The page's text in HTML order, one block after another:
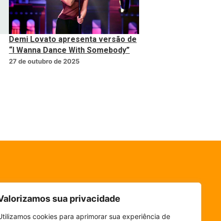
sua privacidade
cookies para aprimorar sua experiência de
Demi Lovato apresenta versão de
“I Wanna Dance With Somebody”
27 de outubro de 2025